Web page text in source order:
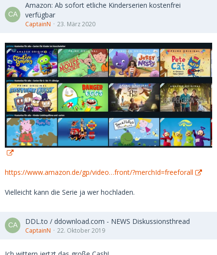
Amazon: Ab sofort etliche Kinderserien kostenfrei
verfügbar
CaptainN 23. März 2020
https://www.amazon.de/gp/video…front/?merchId=freeforall
Vielleicht kann die Serie ja wer hochladen.
DDL.to / ddownload.com - NEWS Diskussionsthread
CaptainN 22. Oktober 2019